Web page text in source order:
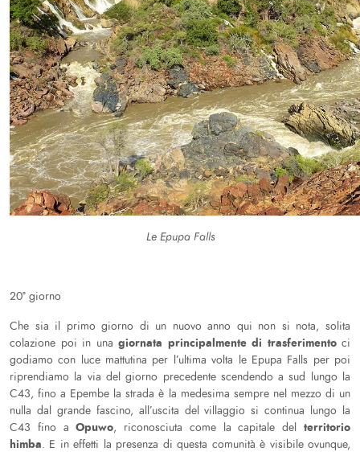
Le Epupa Falls
20° giorno
Che sia il primo giorno di un nuovo anno qui non si nota, solita
colazione poi in una giornata principalmente di trasferimentoci
godiamo con luce mattutina per l’ultima volta le Epupa Falls per poi
riprendiamo la via del giorno precedente scendendo a sud lungo la
C43, fino a Epembe la strada è la medesima sempre nel mezzo di un
nulla dal grande fascino, all’uscita del villaggio si continua lungo la
C43 fino aOpuwo, riconosciuta come la capitale delterritorio
himba. E in effetti la presenza di questa comunità è visibile ovunque,